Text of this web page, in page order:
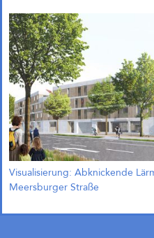
Visualisierung: Abknickende
Meersburger Straße